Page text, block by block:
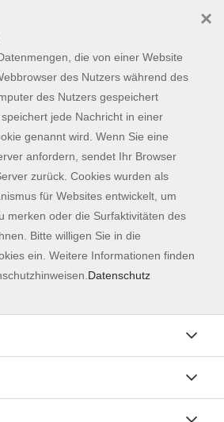
nicht gefunden werden.
Kontaktformular
Impressum
AGB
Datenschutzerklärung
die von einer Website
des Nutzers während des
des Nutzers gespeichert
jede Nachricht in einer
genannt wird. Wenn Sie eine
anfordern, sendet Ihr Browser
zurück. Cookies wurden als
für Websites entwickelt, um
merken oder die Surfaktivitäten des
Bitte willigen Sie in die
ein. Weitere Informationen finden
Datenschutz
×